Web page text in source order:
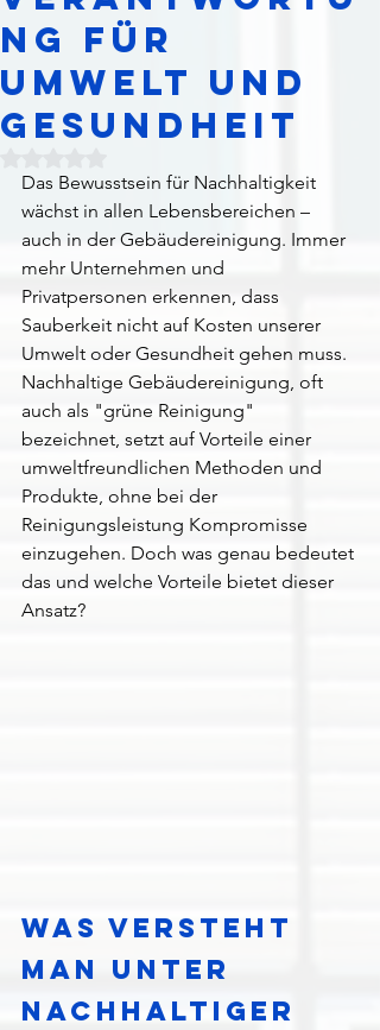
ng für
Umwelt und
Gesundheit
Das Bewusstsein für Nachhaltigkeit
wächst in allen Lebensbereichen –
auch in der Gebäudereinigung. Immer
mehr Unternehmen und
Privatpersonen erkennen, dass
Sauberkeit nicht auf Kosten unserer
Umwelt oder Gesundheit gehen muss.
Nachhaltige Gebäudereinigung, oft
auch als "grüne Reinigung"
bezeichnet, setzt auf Vorteile einer
umweltfreundlichen Methoden und
Produkte, ohne bei der
Reinigungsleistung Kompromisse
einzugehen. Doch was genau bedeutet
das und welche Vorteile bietet dieser
Ansatz?
Was versteht
man unter
nachhaltiger